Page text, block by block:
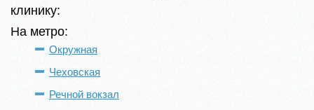
клинику:
На метро:
Окружная
Чеховская
Речной вокзал